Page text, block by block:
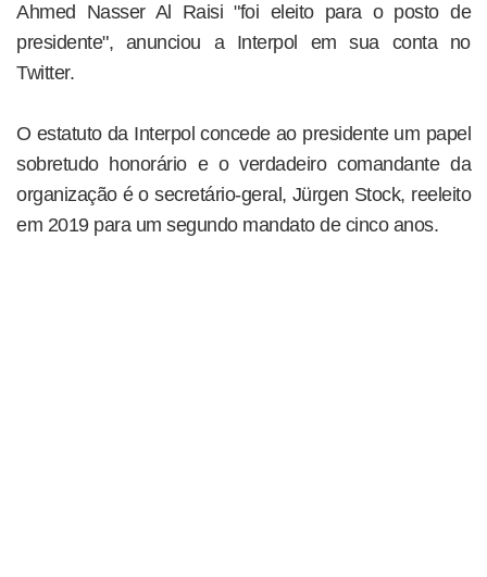
Ahmed Nasser Al Raisi "foi eleito para o posto de
presidente", anunciou a Interpol em sua conta no
Twitter.
O estatuto da Interpol concede ao presidente um papel
sobretudo honorário e o verdadeiro comandante da
organização é o secretário-geral, Jürgen Stock, reeleito
em 2019 para um segundo mandato de cinco anos.